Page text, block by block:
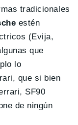
tradicionales
estén
(Evija,
que
lo
que si bien
SF90
de ningún